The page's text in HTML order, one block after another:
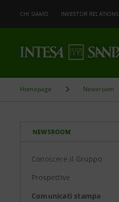
CHI SIAMO INVESTOR RELATIONS
Homepage Newsroom
NEWSROOM
Conoscere il Gruppo
Prospettive
Comunicati stampa